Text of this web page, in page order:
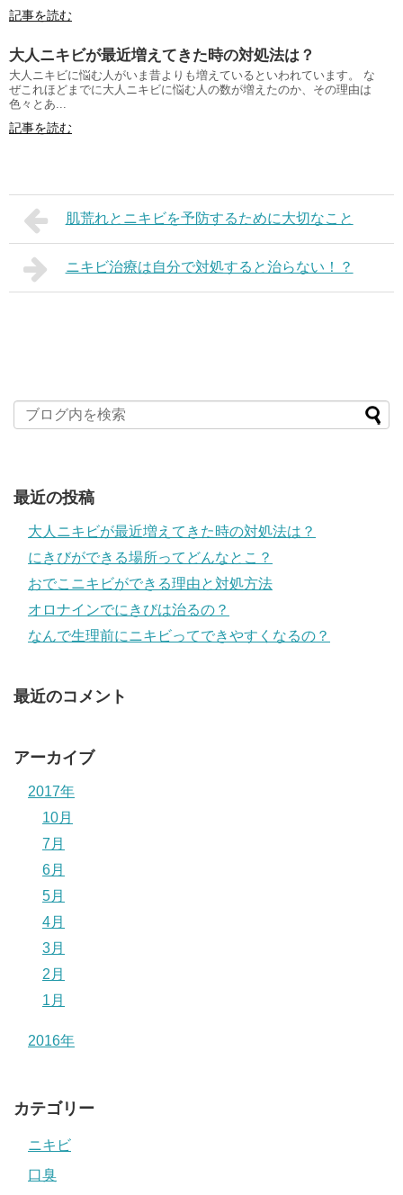
記事を読む
大人ニキビが最近増えてきた時の対処法は？
大人ニキビに悩む人がいま昔よりも増えているといわれています。 な
ぜこれほどまでに大人ニキビに悩む人の数が増えたのか、その理由は
色々とあ...
記事を読む
肌荒れとニキビを予防するために大切なこと
ニキビ治療は自分で対処すると治らない！？
最近の投稿
大人ニキビが最近増えてきた時の対処法は？
にきびができる場所ってどんなとこ？
おでこニキビができる理由と対処方法
オロナインでにきびは治るの？
なんで生理前にニキビってできやすくなるの？
最近のコメント
アーカイブ
2017年
10月
7月
6月
5月
4月
3月
2月
1月
2016年
カテゴリー
ニキビ
口臭